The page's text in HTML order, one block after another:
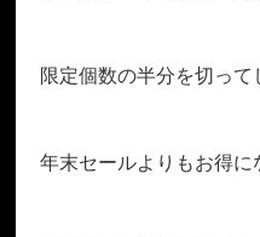
限定個数の半分を切って
年末セールよりもお得に